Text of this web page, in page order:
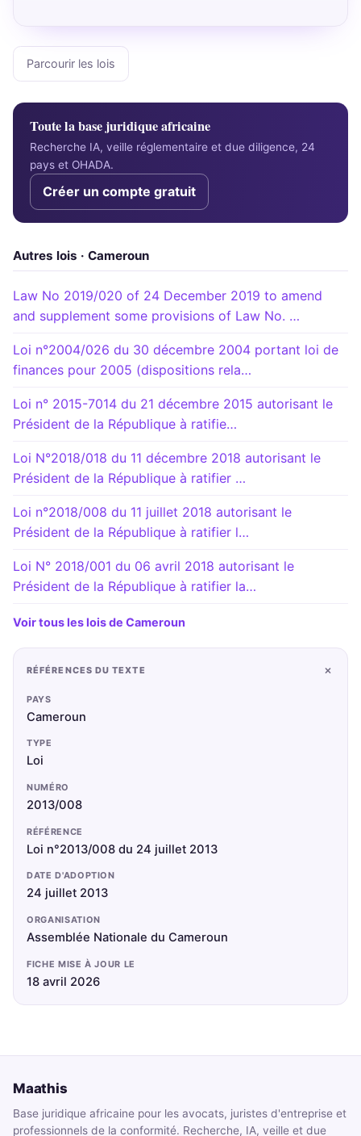
Parcourir les lois
Toute la base juridique africaine
Recherche IA, veille réglementaire et due diligence, 24
pays et OHADA.
Créer un compte gratuit
Autres lois · Cameroun
Law No 2019/020 of 24 December 2019 to amend
and supplement some provisions of Law No. …
Loi n°2004/026 du 30 décembre 2004 portant loi de
finances pour 2005 (dispositions rela…
Loi n° 2015-7014 du 21 décembre 2015 autorisant le
Président de la République à ratifie…
Loi N°2018/018 du 11 décembre 2018 autorisant le
Président de la République à ratifier …
Loi n°2018/008 du 11 juillet 2018 autorisant le
Président de la République à ratifier l…
Loi N° 2018/001 du 06 avril 2018 autorisant le
Président de la République à ratifier la…
Voir tous les lois de Cameroun
RÉFÉRENCES DU TEXTE +
PAYS
Cameroun
TYPE
Loi
NUMÉRO
2013/008
RÉFÉRENCE
Loi n°2013/008 du 24 juillet 2013
DATE D'ADOPTION
24 juillet 2013
ORGANISATION
Assemblée Nationale du Cameroun
FICHE MISE À JOUR LE
18 avril 2026
Maathis
Base juridique africaine pour les avocats, juristes d'entreprise et
professionnels de la conformité. Recherche, IA, veille et due